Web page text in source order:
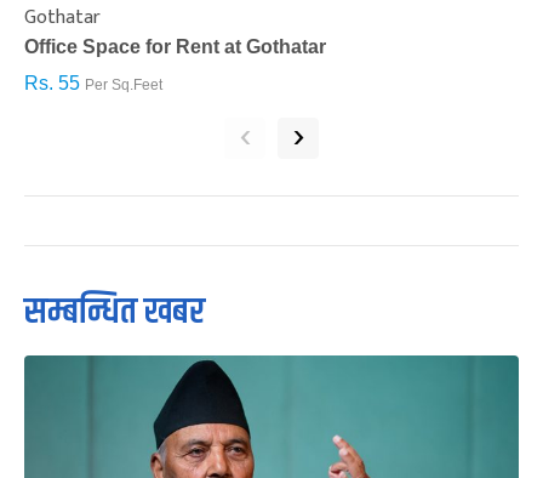
Gothatar
Office Space for Rent at Gothatar
Rs. 55 Per Sq.Feet
‹ ›
सम्बन्धित खबर